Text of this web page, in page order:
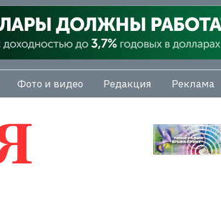
Фото и видео Редакция Реклама